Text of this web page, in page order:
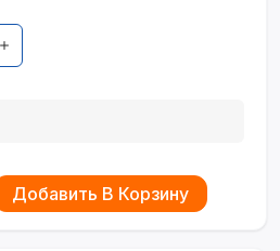
Добавить В Корзину